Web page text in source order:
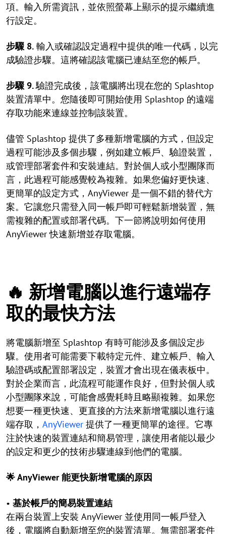
項。輸入所需資訊，並依照螢幕上顯示的提示繼續進
行設定。
步驟 8. 輸入或確認設定過程中提供的唯一代碼，以完
成驗證步驟。這將確認該電腦已連結至您的帳戶。
步驟 9.驗證完成後，該電腦將出現在您的 Splashtop
裝置清單中。您隨後即可開始使用 Splashtop 的遠端
存取功能來連線並控制該裝置。
儘管 Splashtop 提供了多種新增電腦的方式，但設定
過程可能涉及多個步驟，例如建立帳戶、驗證裝置，
或管理部署套件和安裝連結。對於個人或小型團隊而
言，此過程可能感覺較為複雜。如果您偏好更快速、
更簡單的設定方式，AnyViewer 是一個不錯的替代方
案。它讓您只需登入同一帳戶即可輕鬆新增裝置，無
需複雜的配置或部署代碼。下一節將說明如何使用
AnyViewer 快速新增並存取電腦。
🔥 新增電腦以進行遠端存
取的最快方法
將電腦新增至 Splashtop 有時可能涉及多個設定步
驟。使用者可能需要下載特定元件、建立帳戶、輸入
驗證碼或配置部署設定，裝置才會出現在儀表板中。
對於企業而言，此流程可能運作良好，但對於個人或
小型團隊來說，可能會感覺耗時且略顯複雜。如果您
想要一種更快速、更直接的方法來新增電腦以進行遠
端存取， AnyViewer 提供了一種更簡單的途徑。它專
注於快速的裝置連結和簡易管理，讓使用者能以最少
的設定和更少的技術步驟連線到他們的電腦。
🌟 AnyViewer 能更快新增電腦的原因
• 基於帳戶的簡易裝置連結
在兩台裝置上安裝 AnyViewer 並使用同一帳戶登入
後，電腦將自動新增至您的裝置清單。無需部署套件